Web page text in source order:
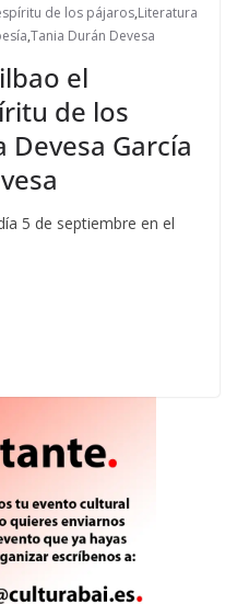
de los pájaros,Literatura
,Tania Durán Devesa
el
de los
Devesa García
5 de septiembre en el